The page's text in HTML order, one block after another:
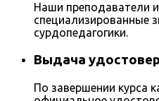
Наши преподаватели
специализированные
сурдопедагогики.
Выдача
По завершении курса